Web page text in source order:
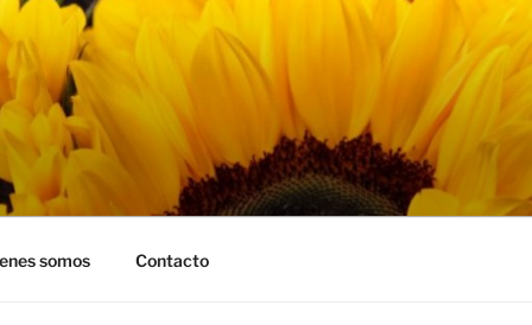
somos Contacto